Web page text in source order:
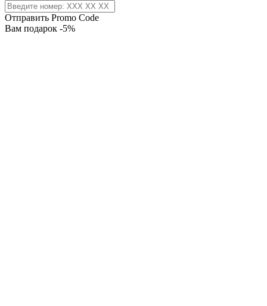
Отправить Promo Code
Вам подарок -5%